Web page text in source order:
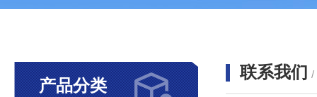
产品分类
联系我们 /